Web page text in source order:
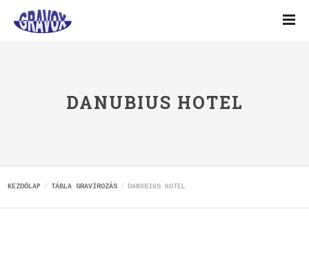
DANUBIUS HOTEL
KEZDŐLAP TÁBLA GRAVÍROZÁS DANUBIUS HOTEL